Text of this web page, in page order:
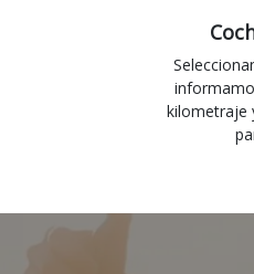
kilometraje